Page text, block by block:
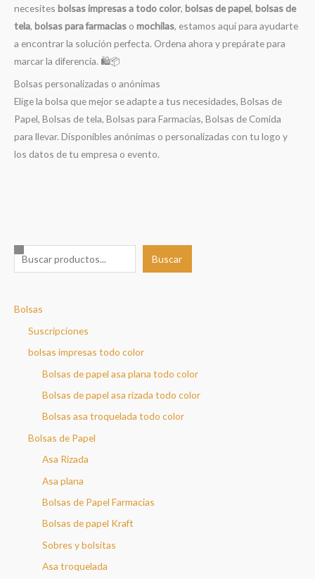
B
u
c
Buscar
Bolsas
Suscripciones
bolsas impresas todo color
Bolsas de papel asa plana todo color
Bolsas de papel asa rizada todo color
Bolsas asa troquelada todo color
Bolsas de Papel
Asa Rizada
Asa plana
Bolsas de Papel Farmacias
Bolsas de papel Kraft
Sobres y bolsitas
Asa troquelada
necesites bolsas impresas a todo color, bolsas de papel, bolsas de
tela, bolsas para farmacias o mochilas, estamos aquí para ayudarte
a encontrar la solución perfecta. Ordena ahora y prepárate para
marcar la diferencia. 🛍️📦
Bolsas personalizadas o anónimas
Elige la bolsa que mejor se adapte a tus necesidades, Bolsas de
Papel, Bolsas de tela, Bolsas para Farmacias, Bolsas de Comida
para llevar. Disponibles anónimas o personalizadas con tu logo y
los datos de tu empresa o evento.